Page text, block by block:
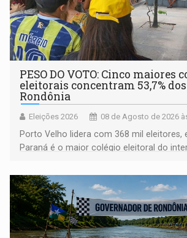
PESO DO VOTO: Cinco maiores
eleitorais concentram 53,7%
Rondônia
Eleições 2026 08 de Agosto de 2026
Porto Velho lidera com 368 mil eleitores,
Paraná é o maior colégio eleitoral do